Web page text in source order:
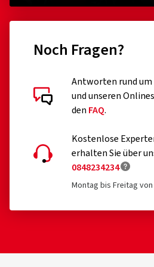
Kundenbewertungen im
Noch Fragen?
Antworten rund um
und unseren
den FAQ.
Kostenlose
erhalten Sie über
0848234234
Montag bis Freitag von